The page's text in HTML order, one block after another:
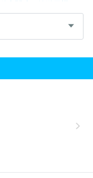
車関連・輸送用機
・事務用品・日用
専門商社（その他）